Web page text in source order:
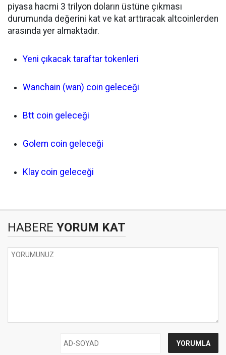
piyasa hacmi 3 trilyon doların üstüne çıkması
durumunda değerini kat ve kat arttıracak altcoinlerden
arasında yer almaktadır.
Yeni çıkacak taraftar tokenleri
Wanchain (wan) coin geleceği
Btt coin geleceği
Golem coin geleceği
Klay coin geleceği
HABERE YORUM KAT